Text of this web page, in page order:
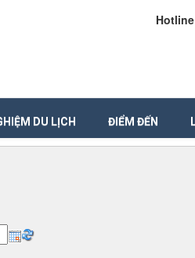
DU LỊCH ĐIỂM ĐẾN